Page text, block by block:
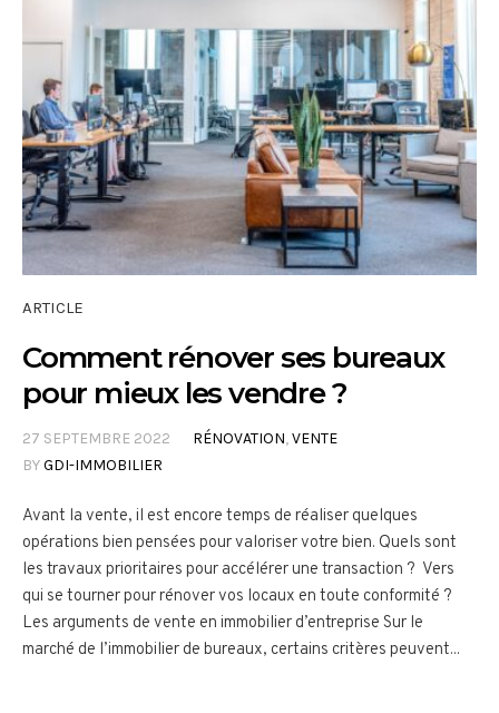
ARTICLE
Comment rénover ses bureaux
pour mieux les vendre ?
27 SEPTEMBRE 2022 RÉNOVATION,VENTE
BYGDI-IMMOBILIER
Avant la vente, il est encore temps de réaliser quelques
opérations bien pensées pour valoriser votre bien. Quels sont
les travaux prioritaires pour accélérer une transaction ? Vers
qui se tourner pour rénover vos locaux en toute conformité ?
Les arguments de vente en immobilier d’entreprise Sur le
marché de l’immobilier de bureaux, certains critères peuvent...